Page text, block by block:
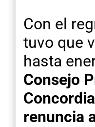
Con el
tuvo que
hasta
Consejo
Concordia
renuncia